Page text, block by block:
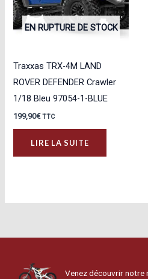
EN RUPTURE DE STOCK
Traxxas TRX-4M LAND
ROVER DEFENDER Crawler
1/18 Bleu 97054-1-BLUE
199,90€ TTC
LIRE LA SUITE
Venez découvrir notre